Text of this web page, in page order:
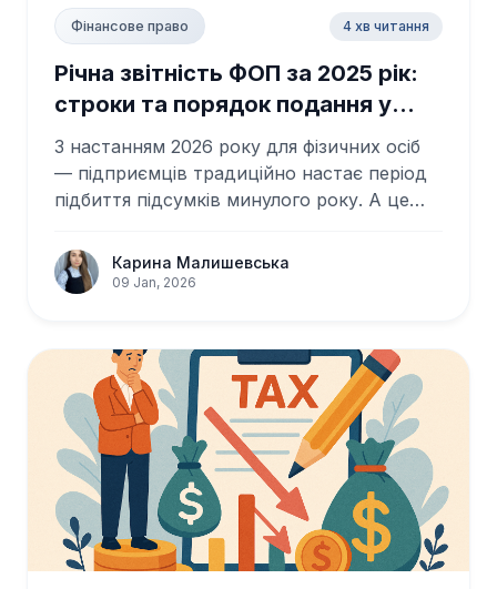
Фінансове право 4 хв читання
Річна звітність ФОП за 2025 рік:
строки та порядок подання у
2026 році
З настанням 2026 року для фізичних осіб
— підприємців традиційно настає період
підбиття підсумків минулого року. А це
Карина Малишевська
09 Jan, 2026